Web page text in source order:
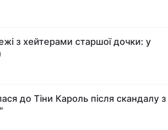
з хейтерами старшої дочки: у
до Тіни Кароль після скандалу з